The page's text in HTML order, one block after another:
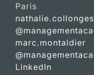
Paris
nathalie.collonges
marc.montaldier
LinkedIn